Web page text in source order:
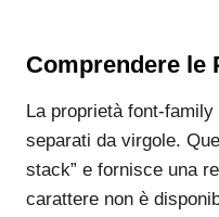
Comprendere le
La proprietà font-
separati da virgole.
stack” e fornisce una
carattere non è